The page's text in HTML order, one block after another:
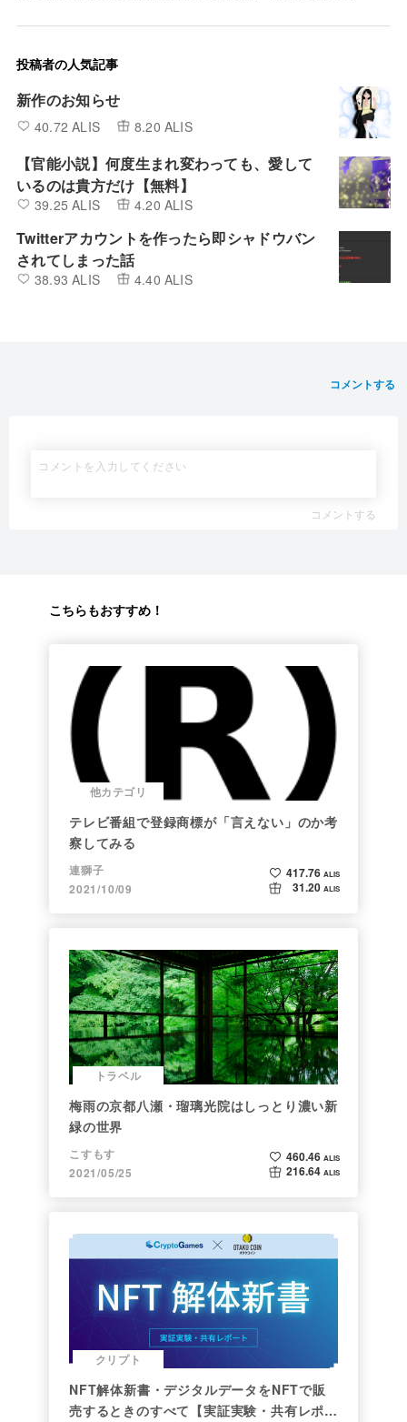
投稿者の人気記事
新作のお知らせ
40.72 ALIS 8.20 ALIS
【官能小説】何度生まれ変わっても、愛して
いるのは貴方だけ【無料】
39.25 ALIS 4.20 ALIS
Twitterアカウントを作ったら即シャドウバン
されてしまった話
38.93 ALIS 4.40 ALIS
コメントする
コメントする
こちらもおすすめ！
他カテゴリ
テレビ番組で登録商標が「言えない」のか考
察してみる
連獅子
2021/10/09
417.76 ALIS
31.20 ALIS
トラベル
梅雨の京都八瀬・瑠璃光院はしっとり濃い新
緑の世界
こすもす
2021/05/25
460.46 ALIS
216.64 ALIS
クリプト
NFT解体新書・デジタルデータをNFTで販
売するときのすべて【実証実験・共有レポー